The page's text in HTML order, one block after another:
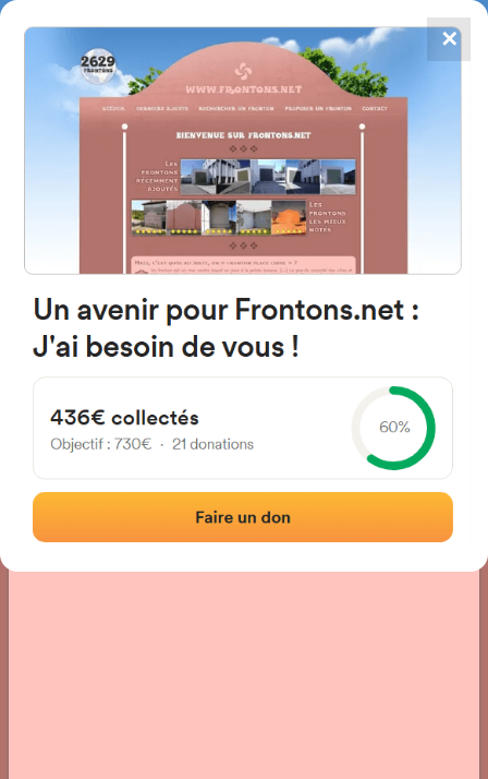
FRONTONS.NET
RECHERCHER UN FRONTON
PROPOSER UN FRONTON
4867
frontons
64170 Lacq, France
Photos Commentaires et avis
✕